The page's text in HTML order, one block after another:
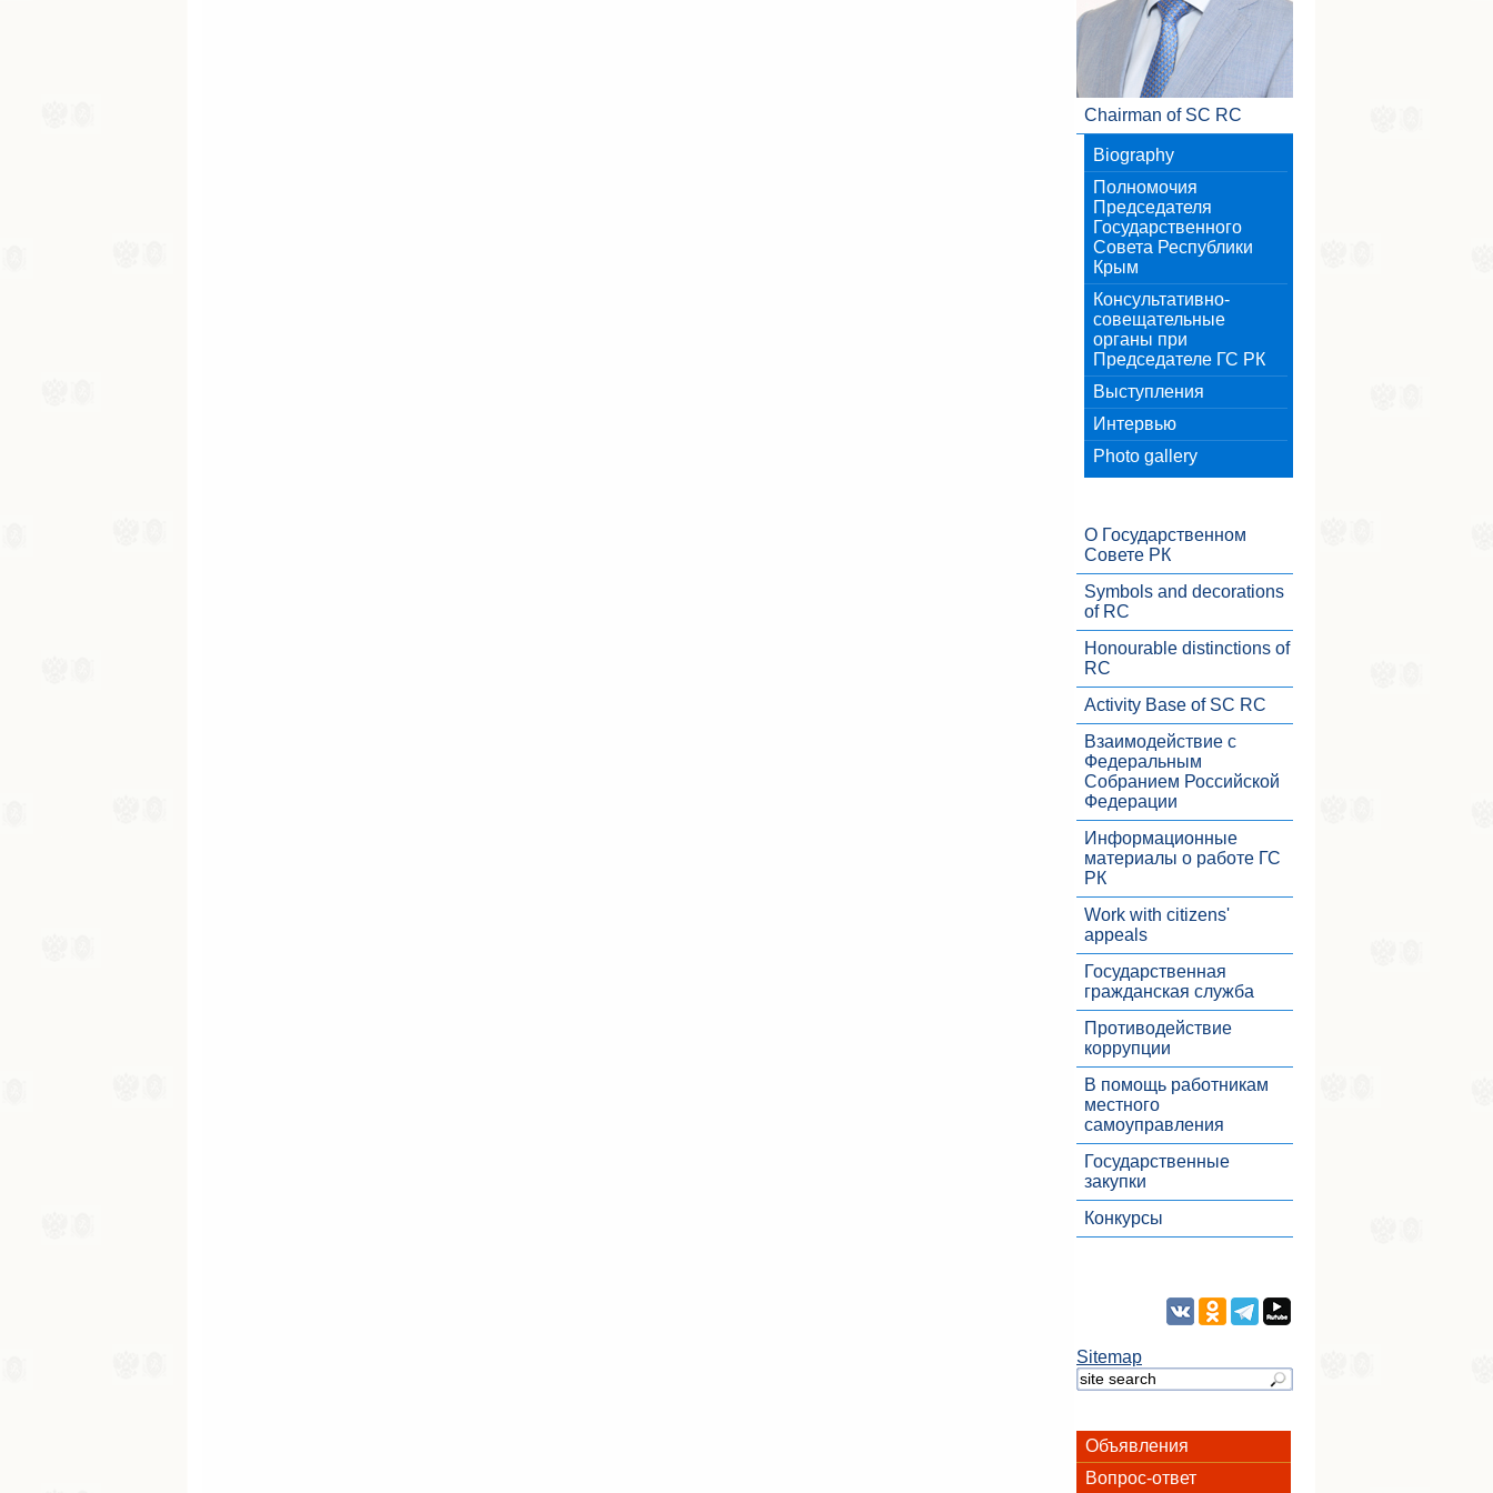
Chairman of SC RC
Biography
Полномочия
Председателя
Государственного
Совета Республики
Крым
Консультативно-
совещательные
органы при
Председателе ГС РК
Выступления
Интервью
Photo gallery
О Государственном
Совете РК
Symbols and decorations
of RC
Honourable distinctions of
RC
Activity Base of SC RC
Взаимодействие с
Федеральным
Собранием Российской
Федерации
Информационные
материалы о работе ГС
РК
Work with citizens'
appeals
Государственная
гражданская служба
Противодействие
коррупции
В помощь работникам
местного
самоуправления
Государственные
закупки
Конкурсы
Sitemap
Объявления
Вопрос-ответ